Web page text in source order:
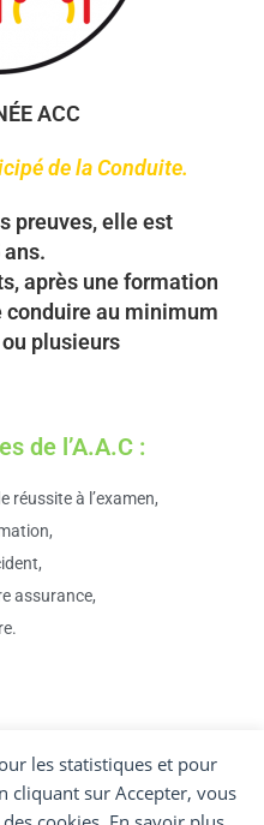
les statistiques et pour
cliquant sur Accepter, vous
ACC
de la Conduite.
preuves, elle est
après une formation
conduire au minimum
plusieurs
de l’A.A.C :
réussite à l’examen,
assurance,